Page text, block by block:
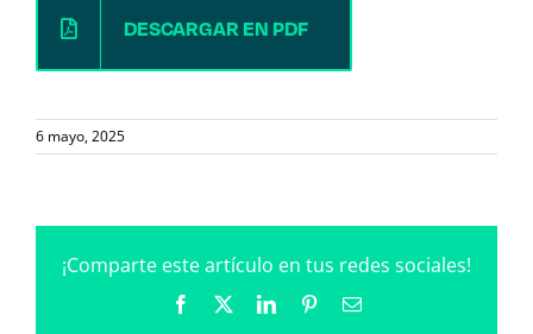
DESCARGAR EN PDF
6 mayo, 2025
¡Comparte este artículo en tus redes sociales!
Facebook LinkedInPinterestCorreo